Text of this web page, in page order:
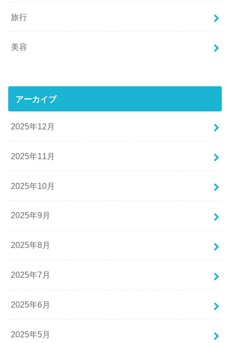
旅行
美容
アーカイブ
2025年12月
2025年11月
2025年10月
2025年9月
2025年8月
2025年7月
2025年6月
2025年5月